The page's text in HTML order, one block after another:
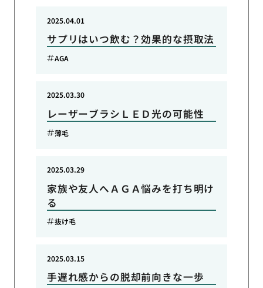
サプリはいつ飲む？効果的な摂取法
2025.04.01
AGA
レーザーブラシＬＥＤ光の可能性
2025.03.30
薄毛
家族や友人へＡＧＡ悩みを打ち明け
る
2025.03.29
抜け毛
手遅れ感からの脱却前向きな一歩
2025.03.15